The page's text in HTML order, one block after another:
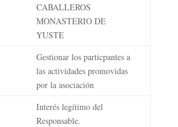
CABALLEROS
MONASTERIO DE
YUSTE
Gestionar los particpantes a
las actividades promovidas
por la asociación
Interés legítimo del
Responsable.